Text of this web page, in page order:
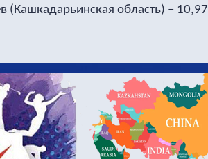
(Кашкадарьинская область) – 10,97